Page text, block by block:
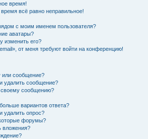
время!
всё равно неправильное!
с моим именем пользователя?
аватары?
изменить его?
от меня требуют войти на конференцию!
или сообщение?
удалить сообщение?
своему сообщению?
вариантов ответа?
удалить опрос?
форумы?
вложения?